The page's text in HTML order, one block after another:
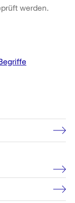
werden.